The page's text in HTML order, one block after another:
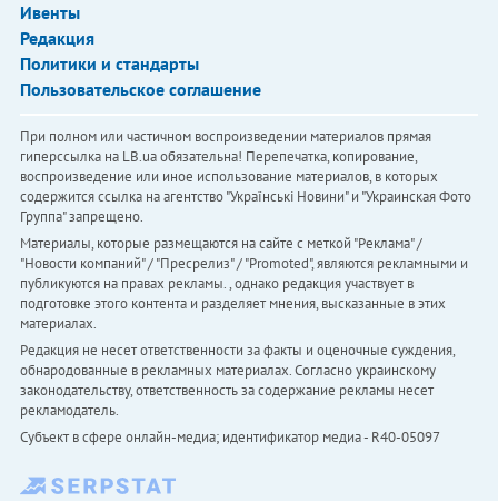
Ивенты
Редакция
Политики и стандарты
Пользовательское соглашение
При полном или частичном воспроизведении материалов прямая
гиперссылка на LB.ua обязательна! Перепечатка, копирование,
воспроизведение или иное использование материалов, в которых
содержится ссылка на агентство "Українськi Новини" и "Украинская Фото
Группа" запрещено.
Материалы, которые размещаются на сайте с меткой "Реклама" /
"Новости компаний" / "Пресрелиз" / "Promoted", являются рекламными и
публикуются на правах рекламы. , однако редакция участвует в
подготовке этого контента и разделяет мнения, высказанные в этих
материалах.
Редакция не несет ответственности за факты и оценочные суждения,
обнародованные в рекламных материалах. Согласно украинскому
законодательству, ответственность за содержание рекламы несет
рекламодатель.
Субъект в сфере онлайн-медиа; идентификатор медиа - R40-05097